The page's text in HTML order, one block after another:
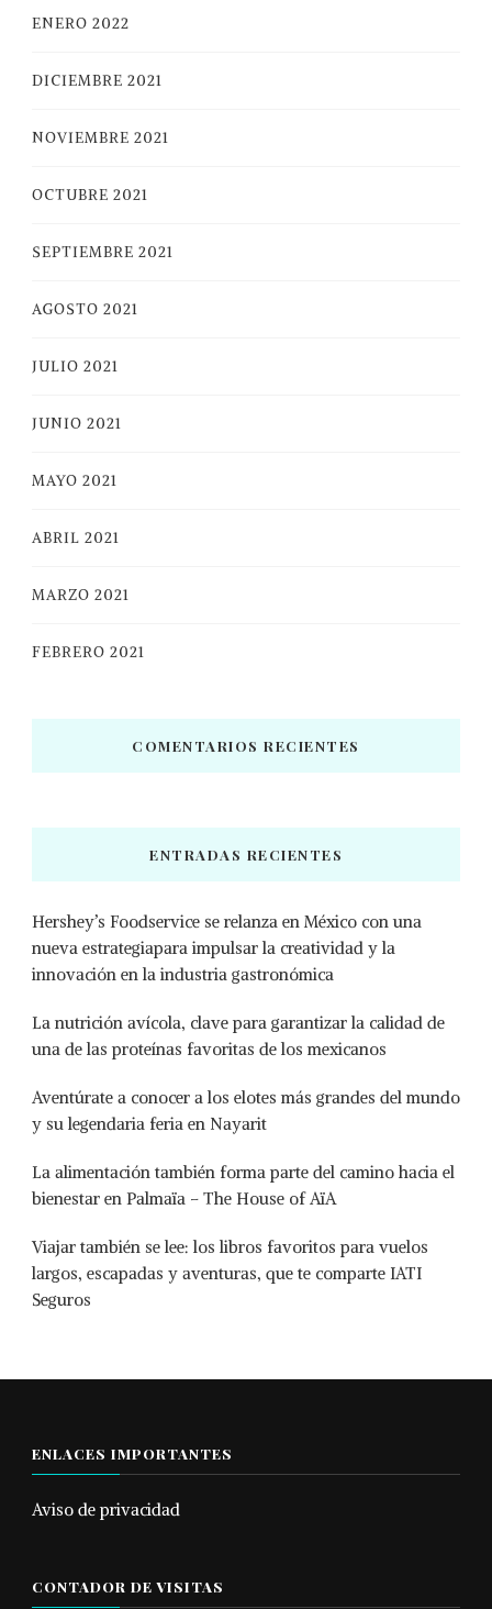
ENERO 2022
DICIEMBRE 2021
NOVIEMBRE 2021
OCTUBRE 2021
SEPTIEMBRE 2021
AGOSTO 2021
JULIO 2021
JUNIO 2021
MAYO 2021
ABRIL 2021
MARZO 2021
FEBRERO 2021
COMENTARIOS RECIENTES
ENTRADAS RECIENTES
Hershey’s Foodservice se relanza en México con una
nueva estrategiapara impulsar la creatividad y la
innovación en la industria gastronómica
La nutrición avícola, clave para garantizar la calidad de
una de las proteínas favoritas de los mexicanos
Aventúrate a conocer a los elotes más grandes del mundo
y su legendaria feria en Nayarit
La alimentación también forma parte del camino hacia el
bienestar en Palmaïa – The House of AïA
Viajar también se lee: los libros favoritos para vuelos
largos, escapadas y aventuras, que te comparte IATI
Seguros
ENLACES IMPORTANTES
Aviso de privacidad
CONTADOR DE VISITAS